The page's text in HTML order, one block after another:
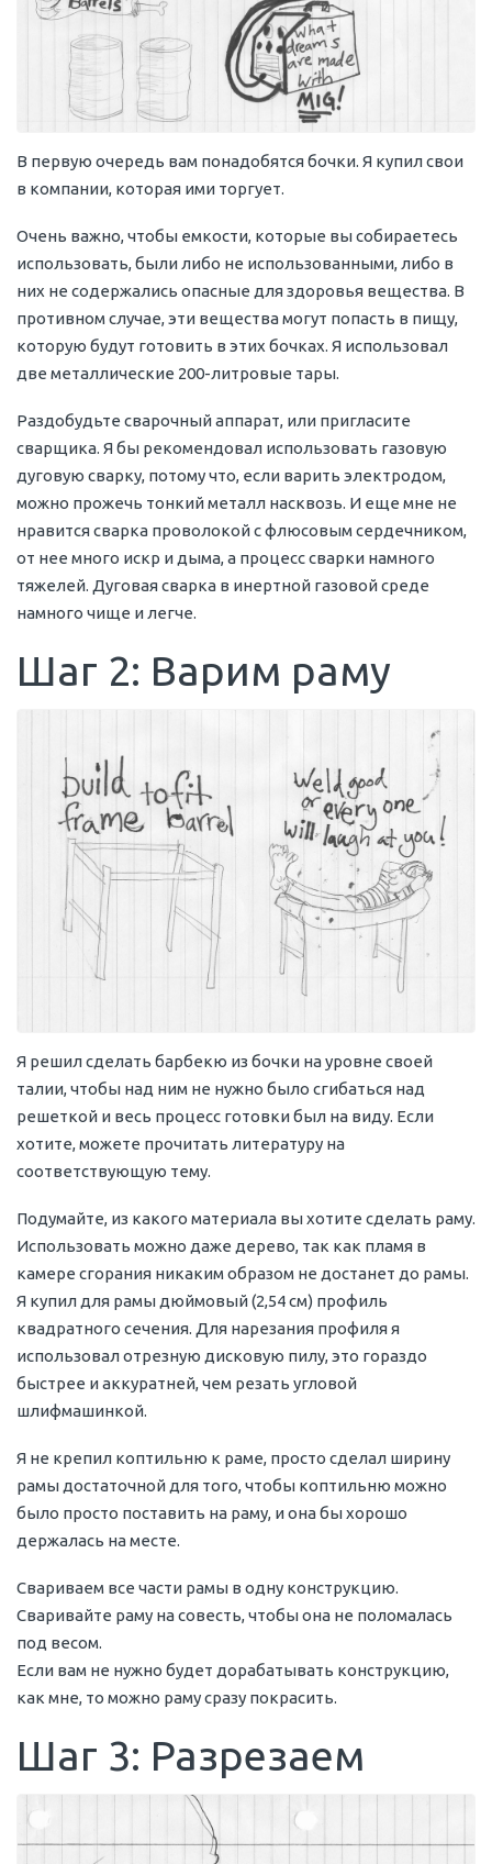
В первую очередь вам понадобятся бочки. Я купил свои
в компании, которая ими торгует.
Очень важно, чтобы емкости, которые вы собираетесь
использовать, были либо не использованными, либо в
них не содержались опасные для здоровья вещества. В
противном случае, эти вещества могут попасть в пищу,
которую будут готовить в этих бочках. Я использовал
две металлические 200-литровые тары.
Раздобудьте сварочный аппарат, или пригласите
сварщика. Я бы рекомендовал использовать газовую
дуговую сварку, потому что, если варить электродом,
можно прожечь тонкий металл насквозь. И еще мне не
нравится сварка проволокой с флюсовым сердечником,
от нее много искр и дыма, а процесс сварки намного
тяжелей. Дуговая сварка в инертной газовой среде
намного чище и легче.
Шаг 2: Варим раму
Я решил сделать барбекю из бочки на уровне своей
талии, чтобы над ним не нужно было сгибаться над
решеткой и весь процесс готовки был на виду. Если
хотите, можете прочитать литературу на
соответствующую тему.
Подумайте, из какого материала вы хотите сделать раму.
Использовать можно даже дерево, так как пламя в
камере сгорания никаким образом не достанет до рамы.
Я купил для рамы дюймовый (2,54 см) профиль
квадратного сечения. Для нарезания профиля я
использовал отрезную дисковую пилу, это гораздо
быстрее и аккуратней, чем резать угловой
шлифмашинкой.
Я не крепил коптильню к раме, просто сделал ширину
рамы достаточной для того, чтобы коптильню можно
было просто поставить на раму, и она бы хорошо
держалась на месте.
Свариваем все части рамы в одну конструкцию.
Сваривайте раму на совесть, чтобы она не поломалась
под весом.
Если вам не нужно будет дорабатывать конструкцию,
как мне, то можно раму сразу покрасить.
Шаг 3: Разрезаем